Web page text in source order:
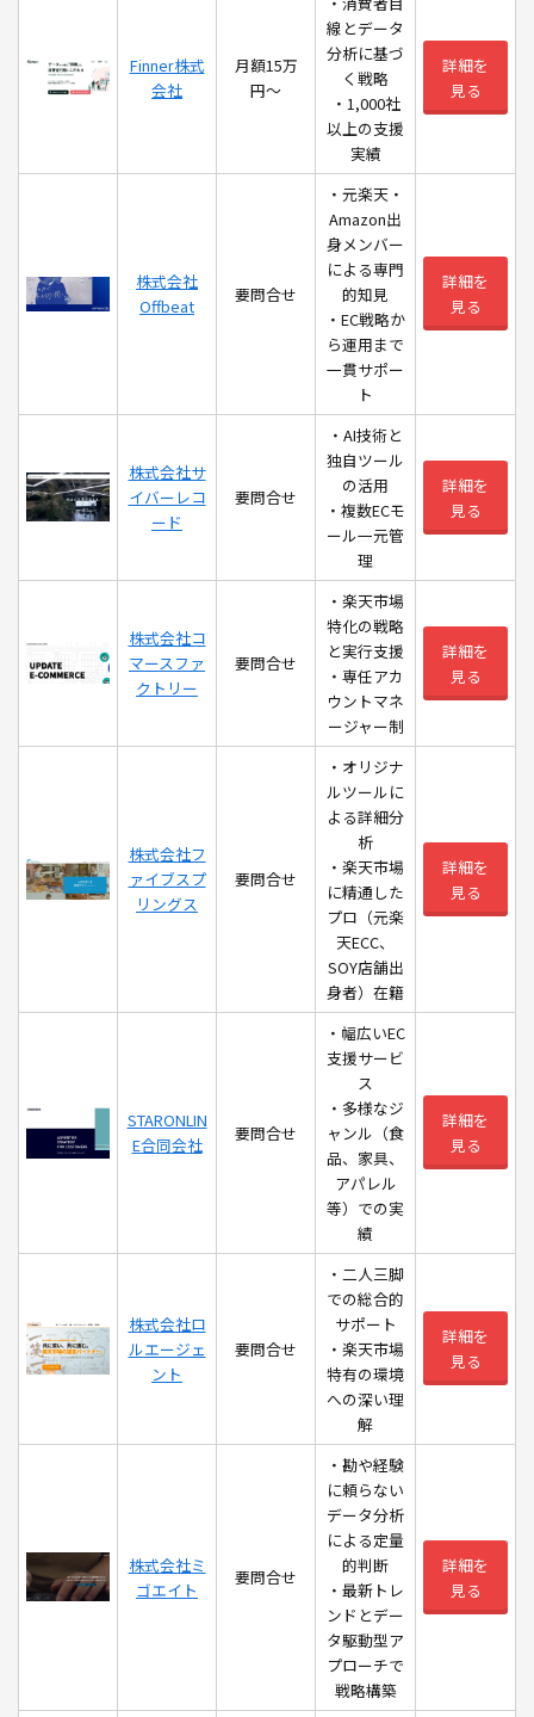
Finner株式
会社
月額15万
円〜
線とデータ
分析に基づ
く戦略
・1,000社
以上の支援
実績
詳細を
見る
株式会社
Offbeat
要問合せ
・元楽天・
Amazon出
身メンバー
による専門
的知見
・EC戦略か
ら運用まで
一貫サポー
ト
詳細を
見る
株式会社サ
イバーレコ
ード
要問合せ
・AI技術と
独自ツール
の活用
・複数ECモ
ール一元管
理
詳細を
見る
株式会社コ
マースファ
クトリー
要問合せ
・楽天市場
特化の戦略
と実行支援
・専任アカ
ウントマネ
ージャー制
詳細を
見る
株式会社フ
ァイブスプ
リングス
要問合せ
・オリジナ
ルツールに
よる詳細分
析
・楽天市場
に精通した
プロ（元楽
天ECC、
SOY店舗出
身者）在籍
詳細を
見る
STARONLIN
E合同会社
要問合せ
・幅広いEC
支援サービ
ス
・多様なジ
ャンル（食
品、家具、
アパレル
等）での実
績
詳細を
見る
株式会社ロ
ルエージェ
ント
要問合せ
・二人三脚
での総合的
サポート
・楽天市場
特有の環境
への深い理
解
詳細を
見る
株式会社ミ
ゴエイト
要問合せ
・勘や経験
に頼らない
データ分析
による定量
的判断
・最新トレ
ンドとデー
タ駆動型ア
プローチで
戦略構築
詳細を
見る